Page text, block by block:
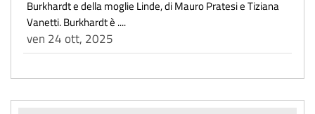
Burkhardt e della moglie Linde, di Mauro Pratesi e Tiziana
Vanetti. Burkhardt è ....
ven 24 ott, 2025